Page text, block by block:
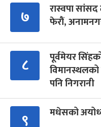
७
रास्वपा
फेरौं,
८
पूर्वमेयर
पनि निगरानी
९ मधेसको